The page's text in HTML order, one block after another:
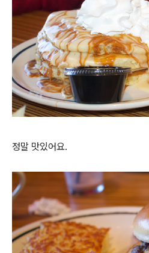
정말 맛있어요.